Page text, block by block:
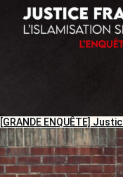
[GRANDE ENQUÊTE]